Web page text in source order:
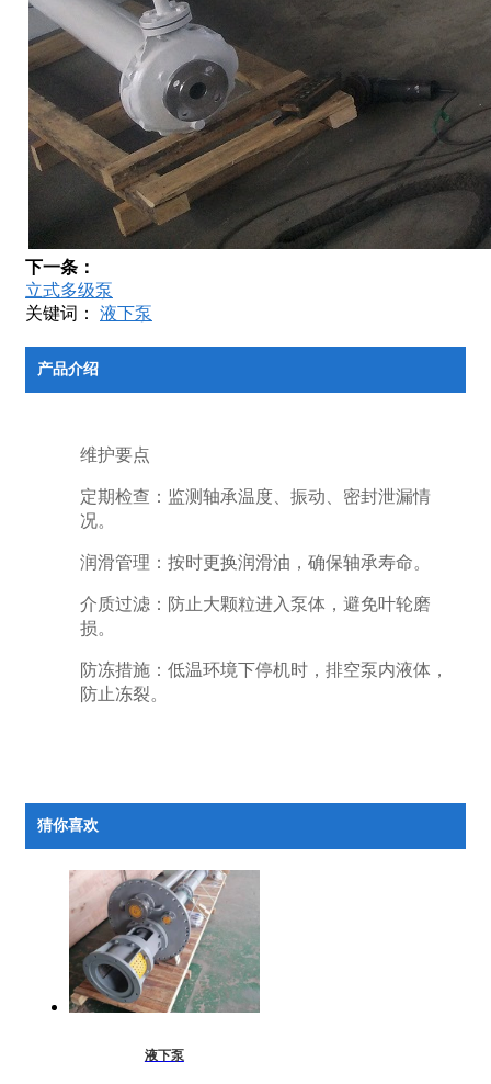
下一条：
立式多级泵
关键词： 液下泵
产品介绍
维护要点
定期检查：监测轴承温度、振动、密封泄漏情
况。
润滑管理：按时更换润滑油，确保轴承寿命。
介质过滤：防止大颗粒进入泵体，避免叶轮磨
损。
防冻措施：低温环境下停机时，排空泵内液体，
防止冻裂。
猜你喜欢
液下泵